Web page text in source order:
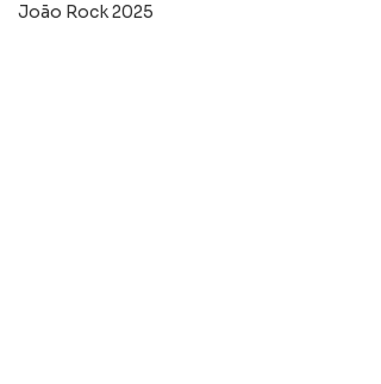
João Rock 2025